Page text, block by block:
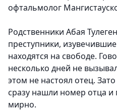
офтальмолог
Родственники Абая
преступники,
находятся на свободе.
несколько дней не
этом не настоял отец.
сразу нашли номер отца и
мирно.